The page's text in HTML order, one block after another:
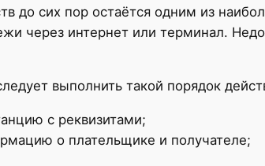
до сих пор остаётся одним из
через интернет или терминал.
выполнить такой порядок
с реквизитами;
о плательщике и получателе;